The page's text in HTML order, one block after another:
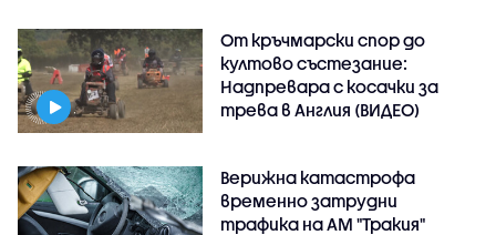
От кръчмарски спор до
култово състезание:
Надпревара с косачки за
трева в Англия (ВИДЕО)
Верижна катастрофа
временно затрудни
трафика на АМ "Тракия"